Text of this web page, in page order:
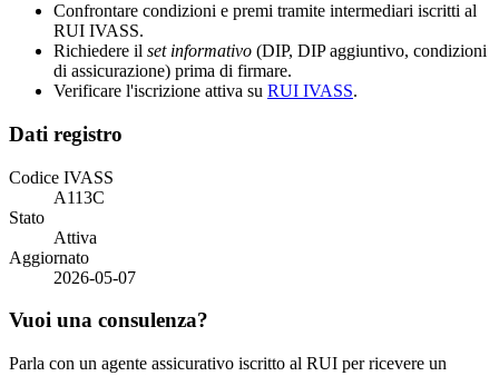
Confrontare condizioni e premi tramite intermediari iscritti al
RUI IVASS.
Richiedere il set informativo (DIP, DIP aggiuntivo, condizioni
di assicurazione) prima di firmare.
Verificare l'iscrizione attiva su RUI IVASS.
Dati registro
Codice IVASS
A113C
Stato
Attiva
Aggiornato
2026-05-07
Vuoi una consulenza?
Parla con un agente assicurativo iscritto al RUI per ricevere un